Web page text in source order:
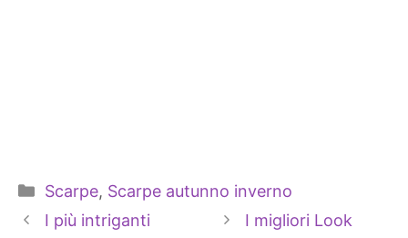
Categorie
Scarpe, Scarpe autunno inverno
I più intriganti
I migliori Look